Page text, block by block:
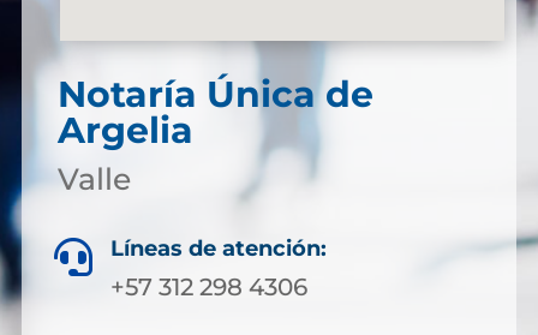
Notaría Única de
Argelia
Valle
 Líneas de atención:
+57 312 298 4306